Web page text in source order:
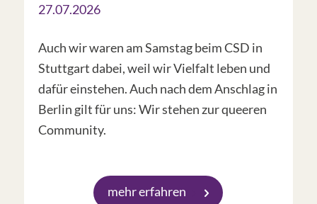
27.07.2026
Auch wir waren am Samstag beim CSD in
Stuttgart dabei, weil wir Vielfalt leben und
dafür einstehen. Auch nach dem Anschlag in
Berlin gilt für uns: Wir stehen zur queeren
Community.
mehr erfahren